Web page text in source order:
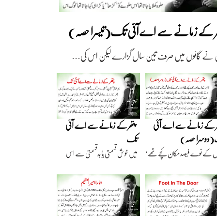
کے زمانے سے اے آئی تک(تیسرا حصہ)
نے گائوں میں صرف تین سال گزارے لیکن اس کی…
کے زمانے سے اے آئی
حصہ)
کے نوے فیصد مکان کچے تھے‘
پتھر کے زمانے سے اے آئی
تک
میں خوش قسمتی یا بدقسمتی سے اس